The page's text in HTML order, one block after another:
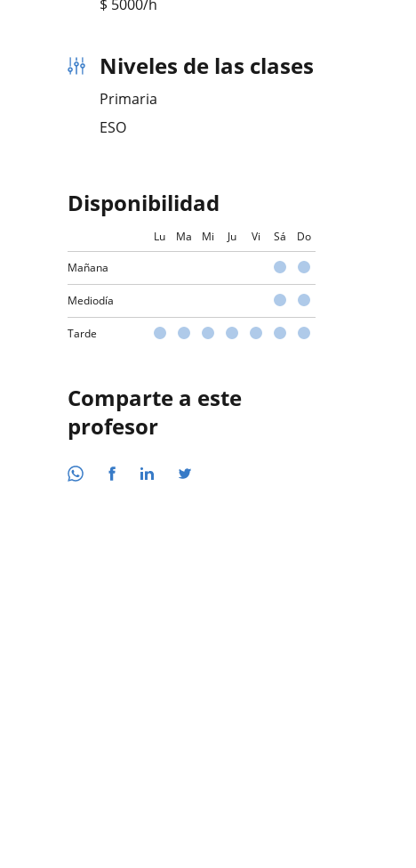
$ 5000/h
Niveles de las clases
Primaria
ESO
Disponibilidad
Lu Ma Mi Ju Vi Sá Do
Mañana
Mediodía
Tarde
Comparte a este
profesor